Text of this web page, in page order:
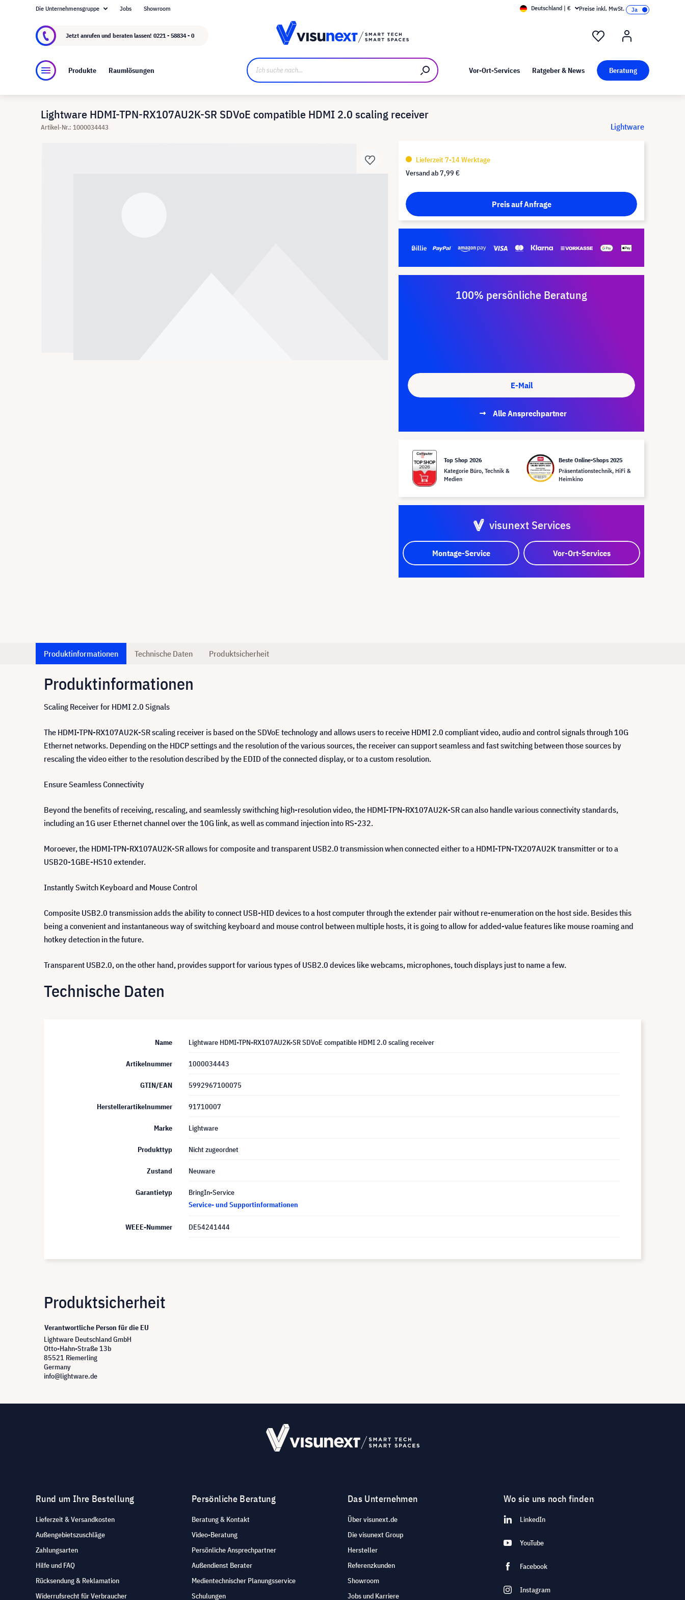
Über visunext.de Kunst bei visunext
Die Unternehmensgruppe Jobs Showroom Deutschland | € Preise inkl. MwSt.
Jetzt anrufen und beraten lassen! 0221 - 58834 - 0
Produkte Raumlösungen Vor-Ort-Services Ratgeber & News Beratung
Lightware HDMI-TPN-RX107AU2K-SR SDVoE compatible HDMI 2.0 scaling receiver
Artikel-Nr.: 1000034443 Lightware
Lieferzeit 7-14 Werktage
Versand ab7,99 €
Preis auf Anfrage
100% persönliche Beratung
E-Mail
Alle Ansprechpartner
Top Shop 2026
Kategorie Büro, Technik &
Medien
Beste Online-Shops 2025
Präsentationstechnik, HiFi &
Heimkino
visunext Services
Montage-Service Vor-Ort-Services
Produktinformationen Technische Daten Produktsicherheit
Produktinformationen
Scaling Receiver for HDMI 2.0 Signals
The HDMI-TPN-RX107AU2K-SR scaling receiver is based on the SDVoE technology and allows users to receive HDMI 2.0 compliant video, audio and control signals through 10G
Ethernet networks. Depending on the HDCP settings and the resolution of the various sources, the receiver can support seamless and fast switching between those sources by
rescaling the video either to the resolution described by the EDID of the connected display, or to a custom resolution.
Ensure Seamless Connectivity
Beyond the benefits of receiving, rescaling, and seamlessly swithching high-resolution video, the HDMI-TPN-RX107AU2K-SR can also handle various connectivity standards,
including an 1G user Ethernet channel over the 10G link, as well as command injection into RS-232.
Moroever, the HDMI-TPN-RX107AU2K-SR allows for composite and transparent USB2.0 transmission when connected either to a HDMI-TPN-TX207AU2K transmitter or to a
USB20-1GBE-HS10 extender.
Instantly Switch Keyboard and Mouse Control
Composite USB2.0 transmission adds the ability to connect USB-HID devices to a host computer through the extender pair without re-enumeration on the host side. Besides this
being a convenient and instantaneous way of switching keyboard and mouse control between multiple hosts, it is going to allow for added-value features like mouse roaming and
hotkey detection in the future.
Transparent USB2.0, on the other hand, provides support for various types of USB2.0 devices like webcams, microphones, touch displays just to name a few.
Technische Daten
Name Lightware HDMI-TPN-RX107AU2K-SR SDVoE compatible HDMI 2.0 scaling receiver
Artikelnummer 1000034443
GTIN/EAN 5992967100075
Herstellerartikelnummer 91710007
Marke Lightware
Produkttyp Nicht zugeordnet
Zustand Neuware
Garantietyp
BringIn-Service
Service- und Supportinformationen
WEEE-Nummer DE54241444
Produktsicherheit
Verantwortliche Person für die EU
Lightware Deutschland GmbH
Otto-Hahn-Straße 13b
85521 Riemerling
Germany
info@lightware.de
Rund um Ihre Bestellung
Lieferzeit & Versandkosten
Außengebietszuschläge
Zahlungsarten
Hilfe und FAQ
Rücksendung & Reklamation
Widerrufsrecht für Verbraucher
Persönliche Beratung
Beratung & Kontakt
Video-Beratung
Persönliche Ansprechpartner
Außendienst Berater
Medientechnischer Planungsservice
Schulungen
Das Unternehmen
Über visunext.de
Die visunext Group
Hersteller
Referenzkunden
Showroom
Jobs und Karriere
Wo sie uns noch finden
LinkedIn
YouTube
Facebook
Instagram